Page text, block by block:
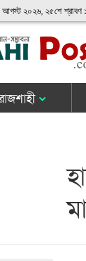
আগস্ট ২০২৬, ২৫শে শ্রাবণ